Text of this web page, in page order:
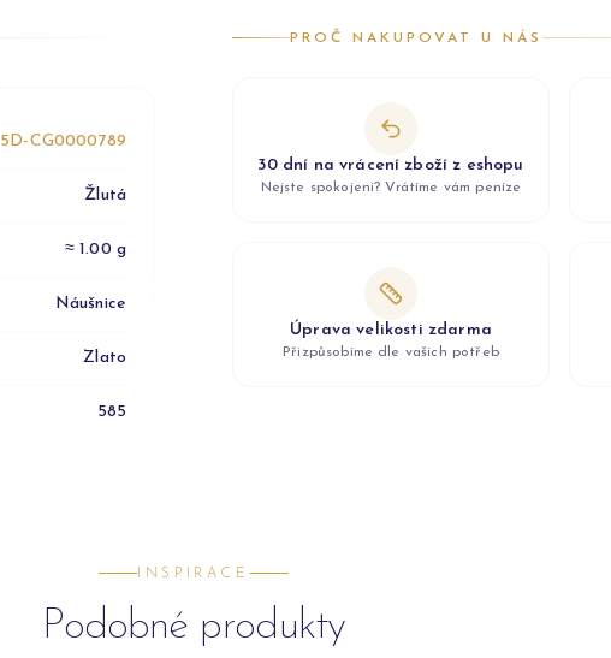
5D-CG0000789
Žlutá
≈ 1.00 g
Náušnice
Zlato
585
PROČ NAKUPOVAT U NÁS
30 dní na vrácení zboží z eshopu
Nejste spokojeni? Vrátíme vám peníze
Úprava velikosti zdarma
Přizpůsobíme dle vašich potřeb
INSPIRACE
Podobné produkty